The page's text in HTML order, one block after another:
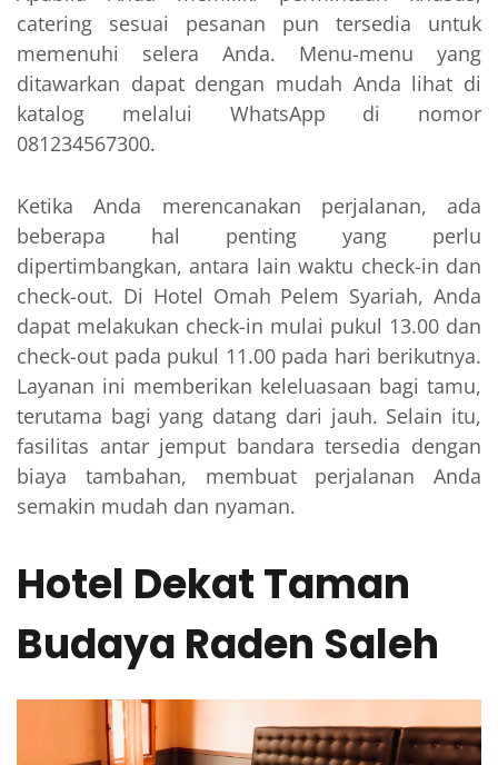
catering sesuai pesanan pun tersedia untuk
memenuhi selera Anda. Menu-menu yang
ditawarkan dapat dengan mudah Anda lihat di
katalog melalui WhatsApp di nomor
081234567300.
Ketika Anda merencanakan perjalanan, ada
beberapa hal penting yang perlu
dipertimbangkan, antara lain waktu check-in dan
check-out. Di Hotel Omah Pelem Syariah, Anda
dapat melakukan check-in mulai pukul 13.00 dan
check-out pada pukul 11.00 pada hari berikutnya.
Layanan ini memberikan keleluasaan bagi tamu,
terutama bagi yang datang dari jauh. Selain itu,
fasilitas antar jemput bandara tersedia dengan
biaya tambahan, membuat perjalanan Anda
semakin mudah dan nyaman.
Hotel Dekat Taman
Budaya Raden Saleh